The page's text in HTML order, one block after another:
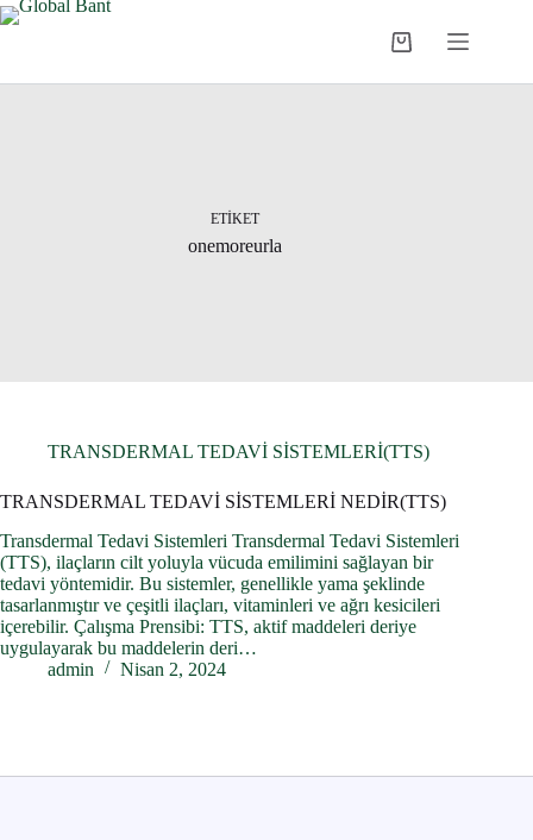
ETIKET
onemoreurla
TRANSDERMAL TEDAVİ SİSTEMLERİ(TTS)
TRANSDERMAL TEDAVİ SİSTEMLERİ NEDİR(TTS)
Transdermal Tedavi Sistemleri Transdermal Tedavi Sistemleri
(TTS), ilaçların cilt yoluyla vücuda emilimini sağlayan bir
tedavi yöntemidir. Bu sistemler, genellikle yama şeklinde
tasarlanmıştır ve çeşitli ilaçları, vitaminleri ve ağrı kesicileri
içerebilir. Çalışma Prensibi: TTS, aktif maddeleri deriye
uygulayarak bu maddelerin deri…
admin
Nisan 2, 2024